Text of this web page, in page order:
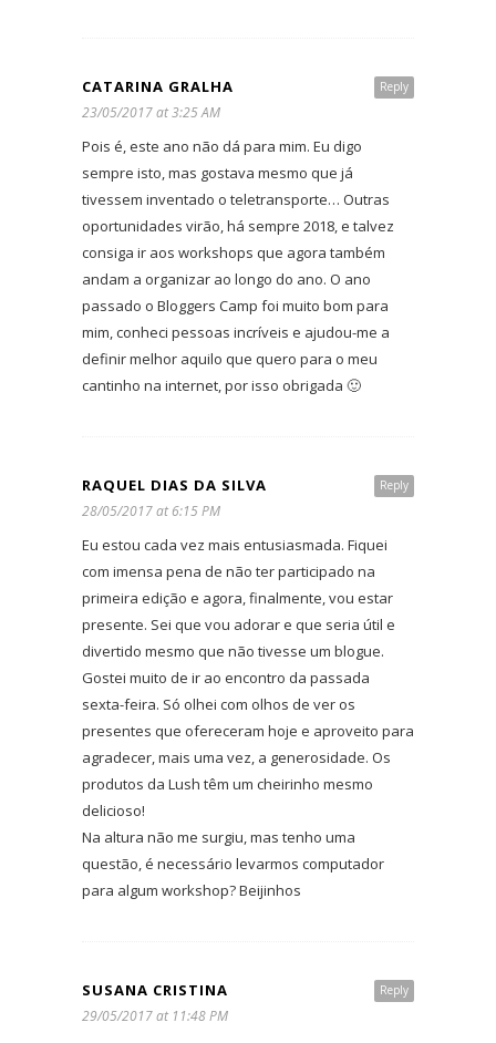
Reply
CATARINA GRALHA
23/05/2017 at 3:25 AM
Pois é, este ano não dá para mim. Eu digo
sempre isto, mas gostava mesmo que já
tivessem inventado o teletransporte… Outras
oportunidades virão, há sempre 2018, e talvez
consiga ir aos workshops que agora também
andam a organizar ao longo do ano. O ano
passado o Bloggers Camp foi muito bom para
mim, conheci pessoas incríveis e ajudou-me a
definir melhor aquilo que quero para o meu
cantinho na internet, por isso obrigada 🙂
Reply
RAQUEL DIAS DA SILVA
28/05/2017 at 6:15 PM
Eu estou cada vez mais entusiasmada. Fiquei
com imensa pena de não ter participado na
primeira edição e agora, finalmente, vou estar
presente. Sei que vou adorar e que seria útil e
divertido mesmo que não tivesse um blogue.
Gostei muito de ir ao encontro da passada
sexta-feira. Só olhei com olhos de ver os
presentes que ofereceram hoje e aproveito para
agradecer, mais uma vez, a generosidade. Os
produtos da Lush têm um cheirinho mesmo
delicioso!
Na altura não me surgiu, mas tenho uma
questão, é necessário levarmos computador
para algum workshop? Beijinhos
Reply
SUSANA CRISTINA
29/05/2017 at 11:48 PM